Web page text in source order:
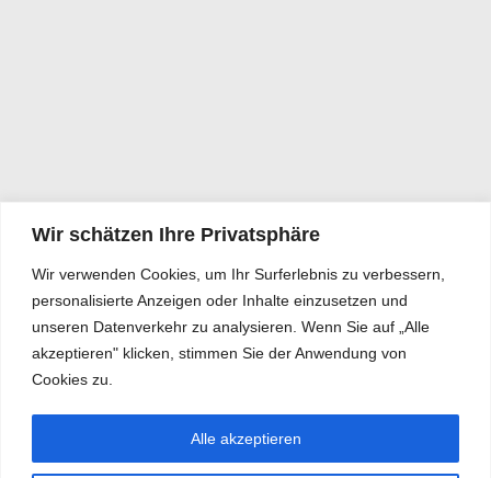
Wir schätzen Ihre Privatsphäre
Wir verwenden Cookies, um Ihr Surferlebnis zu verbessern,
personalisierte Anzeigen oder Inhalte einzusetzen und
unseren Datenverkehr zu analysieren. Wenn Sie auf „Alle
akzeptieren" klicken, stimmen Sie der Anwendung von
Cookies zu.
Alle akzeptieren